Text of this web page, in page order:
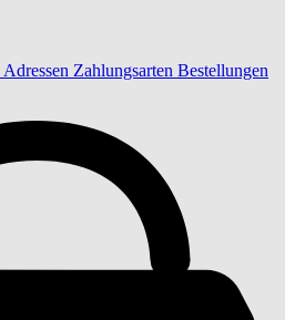
Adressen Zahlungsarten Bestellungen